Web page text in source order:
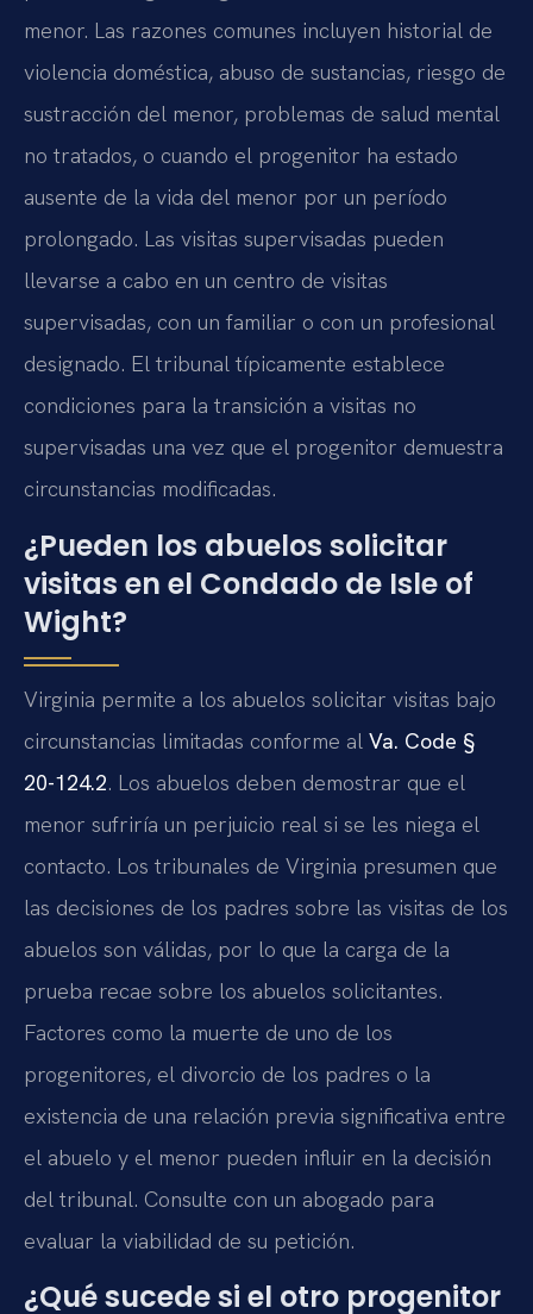
menor. Las razones comunes incluyen historial de
violencia doméstica, abuso de sustancias, riesgo de
sustracción del menor, problemas de salud mental
no tratados, o cuando el progenitor ha estado
ausente de la vida del menor por un período
prolongado. Las visitas supervisadas pueden
llevarse a cabo en un centro de visitas
supervisadas, con un familiar o con un profesional
designado. El tribunal típicamente establece
condiciones para la transición a visitas no
supervisadas una vez que el progenitor demuestra
circunstancias modificadas.
¿Pueden los abuelos solicitar
visitas en el Condado de Isle of
Wight?
Virginia permite a los abuelos solicitar visitas bajo
circunstancias limitadas conforme al Va. Code §
20-124.2. Los abuelos deben demostrar que el
menor sufriría un perjuicio real si se les niega el
contacto. Los tribunales de Virginia presumen que
las decisiones de los padres sobre las visitas de los
abuelos son válidas, por lo que la carga de la
prueba recae sobre los abuelos solicitantes.
Factores como la muerte de uno de los
progenitores, el divorcio de los padres o la
existencia de una relación previa significativa entre
el abuelo y el menor pueden influir en la decisión
del tribunal. Consulte con un abogado para
evaluar la viabilidad de su petición.
¿Qué sucede si el otro progenitor